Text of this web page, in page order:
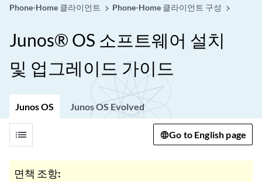
Phone-Home 클라이언트
Phone-Home 클라이언트 구성
Junos® OS 소프트웨어 설치
및 업그레이드 가이드
Junos OS Junos OS Evolved
list Go to English page
면책 조항: